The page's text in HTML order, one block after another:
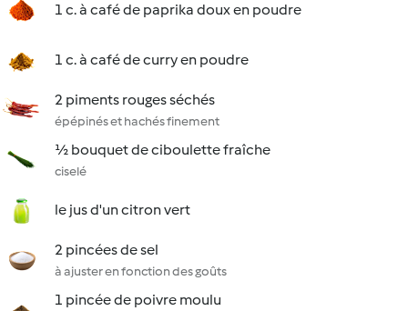
1 c. à café de paprika doux en poudre
1 c. à café de curry en poudre
2 piments rouges séchés
épépinés et hachés finement
½ bouquet de ciboulette fraîche
ciselé
le jus d'un citron vert
2 pincées de sel
à ajuster en fonction des goûts
1 pincée de poivre moulu